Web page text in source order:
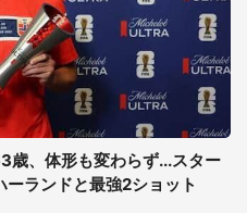
歳、体形も変わらず...スター
ランドと最強2ショット